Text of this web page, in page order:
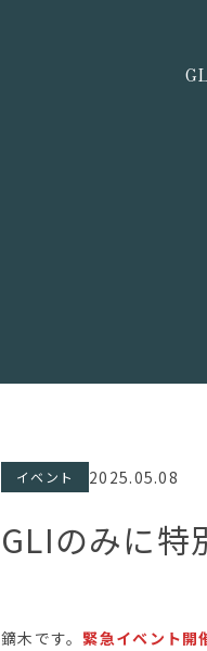
イベント 2025.05.08
GLIのみに
鏑木です。 緊急イベント開